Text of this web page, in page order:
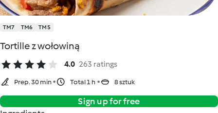
TM7 TM6 TM5
Tortille z wołowiną
4.0 263 ratings
Prep. 30 min Total 1 h 8 sztuk
Sign up for free